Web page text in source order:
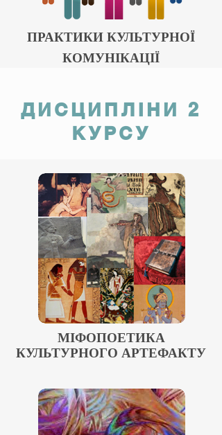
ПРАКТИКИ КУЛЬТУРНОЇ
КОМУНІКАЦІЇ
ДИСЦИПЛІНИ 2
КУРСУ
МІФОПОЕТИКА
КУЛЬТУРНОГО АРТЕФАКТУ